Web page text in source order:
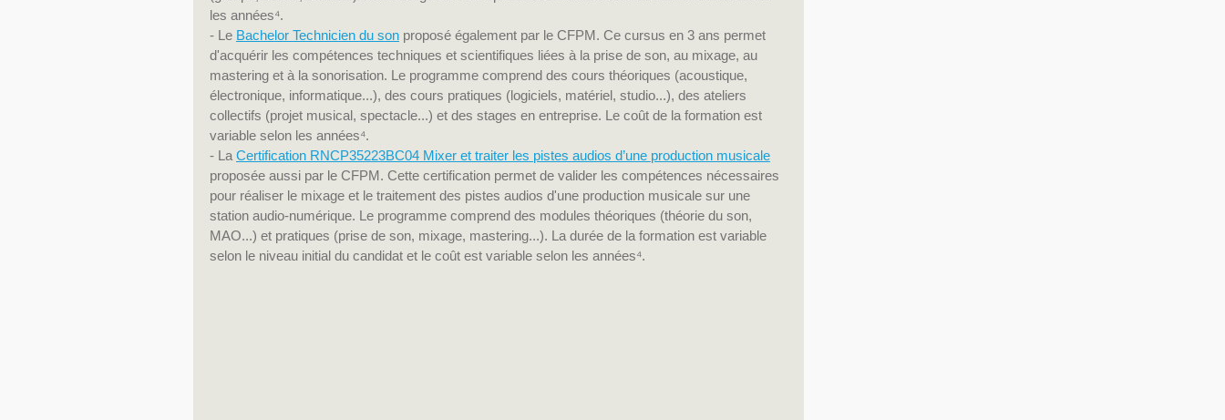
les années⁴.
- Le Bachelor Technicien du son proposé également par le CFPM. Ce cursus en 3 ans permet
d'acquérir les compétences techniques et scientifiques liées à la prise de son, au mixage, au
mastering et à la sonorisation. Le programme comprend des cours théoriques (acoustique,
électronique, informatique...), des cours pratiques (logiciels, matériel, studio...), des ateliers
collectifs (projet musical, spectacle...) et des stages en entreprise. Le coût de la formation est
variable selon les années⁴.
- La Certification RNCP35223BC04 Mixer et traiter les pistes audios d’une production musicale
proposée aussi par le CFPM. Cette certification permet de valider les compétences nécessaires
pour réaliser le mixage et le traitement des pistes audios d'une production musicale sur une
station audio-numérique. Le programme comprend des modules théoriques (théorie du son,
MAO...) et pratiques (prise de son, mixage, mastering...). La durée de la formation est variable
selon le niveau initial du candidat et le coût est variable selon les années⁴.